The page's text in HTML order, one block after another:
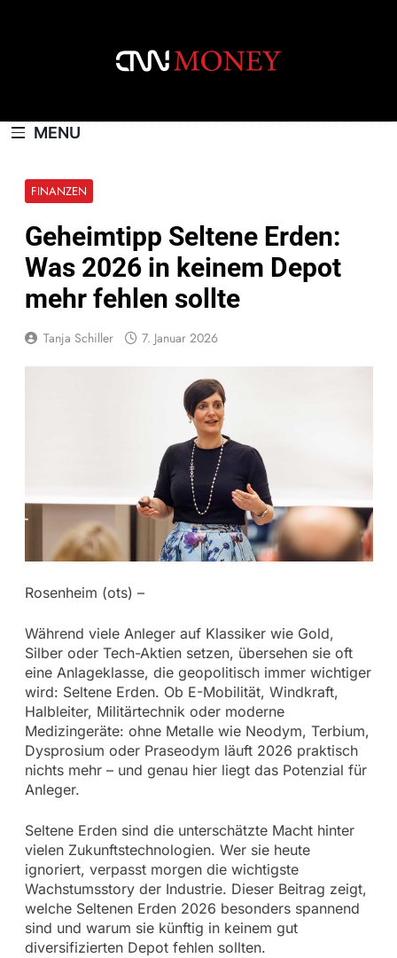
MENU
FINANZEN
Geheimtipp Seltene Erden:
Was 2026 in keinem Depot
mehr fehlen sollte
Tanja Schiller 7. Januar 2026
Rosenheim (ots) –
Während viele Anleger auf Klassiker wie Gold,
Silber oder Tech-Aktien setzen, übersehen sie oft
eine Anlageklasse, die geopolitisch immer wichtiger
wird: Seltene Erden. Ob E-Mobilität, Windkraft,
Halbleiter, Militärtechnik oder moderne
Medizingeräte: ohne Metalle wie Neodym, Terbium,
Dysprosium oder Praseodym läuft 2026 praktisch
nichts mehr – und genau hier liegt das Potenzial für
Anleger.
Seltene Erden sind die unterschätzte Macht hinter
vielen Zukunftstechnologien. Wer sie heute
ignoriert, verpasst morgen die wichtigste
Wachstumsstory der Industrie. Dieser Beitrag zeigt,
welche Seltenen Erden 2026 besonders spannend
sind und warum sie künftig in keinem gut
diversifizierten Depot fehlen sollten.